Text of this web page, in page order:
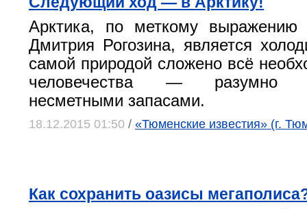
Арктика, по меткому выражению
Дмитрия Рогозина, является
самой природой сложено всё
человечества — разумно
несметными запасами.
18.12.2015 01:50 / «Тюменские известия» (г.
Как сохранить оазисы